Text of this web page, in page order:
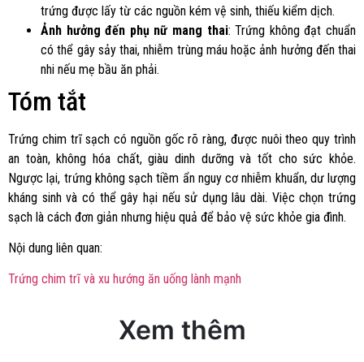
trứng được lấy từ các nguồn kém vệ sinh, thiếu kiểm dịch.
Ảnh hưởng đến phụ nữ mang thai: Trứng không đạt chuẩn
có thể gây sảy thai, nhiễm trùng máu hoặc ảnh hưởng đến thai
nhi nếu mẹ bầu ăn phải.
Tóm tắt
Trứng chim trĩ sạch có nguồn gốc rõ ràng, được nuôi theo quy trình
an toàn, không hóa chất, giàu dinh dưỡng và tốt cho sức khỏe.
Ngược lại, trứng không sạch tiềm ẩn nguy cơ nhiễm khuẩn, dư lượng
kháng sinh và có thể gây hại nếu sử dụng lâu dài. Việc chọn trứng
sạch là cách đơn giản nhưng hiệu quả để bảo vệ sức khỏe gia đình.
Nội dung liên quan:
Trứng chim trĩ và xu hướng ăn uống lành mạnh
Xem thêm